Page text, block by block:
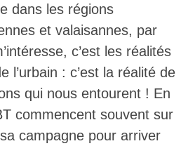
dans les régions
et valaisannes, par
c’est les réalités
l’urbain : c’est la réalité de
qui nous entourent ! En
commencent souvent sur
campagne pour arriver